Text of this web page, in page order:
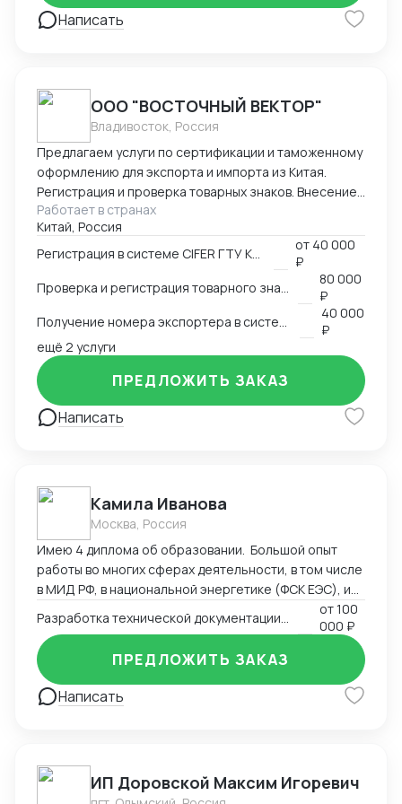
> документы -> отгрузка -> разрешительная
документация РФ -> таможенное оформление ->
заводами о сроках производства, недочетах,
платежах. Также имею опыт работы в эскортных
отгрузках, оформлении сертификата
происхождения (СТ-1). Могу помочь в подготовке
документации для его получения, а также
заполнении заявления Буду рада дальнейшему
сотрудничеству! Спасибо за уделенное время! С
уважением, Виолетта .
Написать
ООО "ВОСТОЧНЫЙ ВЕКТОР"
Владивосток, Россия
Предлагаем услуги по сертификации и таможенному
оформлению для экспорта и импорта из Китая.
Регистрация и проверка товарных знаков. Внесение
в таможенный реестр товарных знаков.
Изготовление маркировки для пищевой продукции
для реализации в Китае. Получение номера
HS и CIQ кодов.
Работает в странах
Китай, Россия
от 40 000
₽
80 000
₽
40 000
₽
ещё 2 услуги
Написать
ПРЕДЛОЖИТЬ ЗАКАЗ
Камила Иванова
Москва, Россия
Имею 4 диплома об образовании. Большой опыт
работы во многих сферах деятельности, в том числе
в МИД РФ, в национальной энергетике (ФСК ЕЭС), и
максимальный опыт работы в регистрации
медицинских изделий, более 9 лет. Пишу
техническую документацию, инструкции, создаю
маркировку в соответствии с национальными
стандартами, ввожу изделия в оборот
(Росздравнадзор). Могу быть полезна также в
лаборатория и сертификационный центр.
от100
000 ₽
Написать
ПРЕДЛОЖИТЬ ЗАКАЗ
ИП Доровской Максим Игоревич